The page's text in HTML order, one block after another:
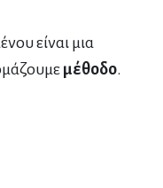
είναι μια
μέθοδο.